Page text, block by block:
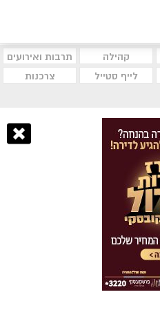
קהילה
תרבות ואירועים
לייף סטייל
צרכנות